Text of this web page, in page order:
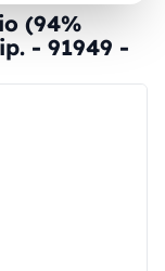
(94%
- 91949 -